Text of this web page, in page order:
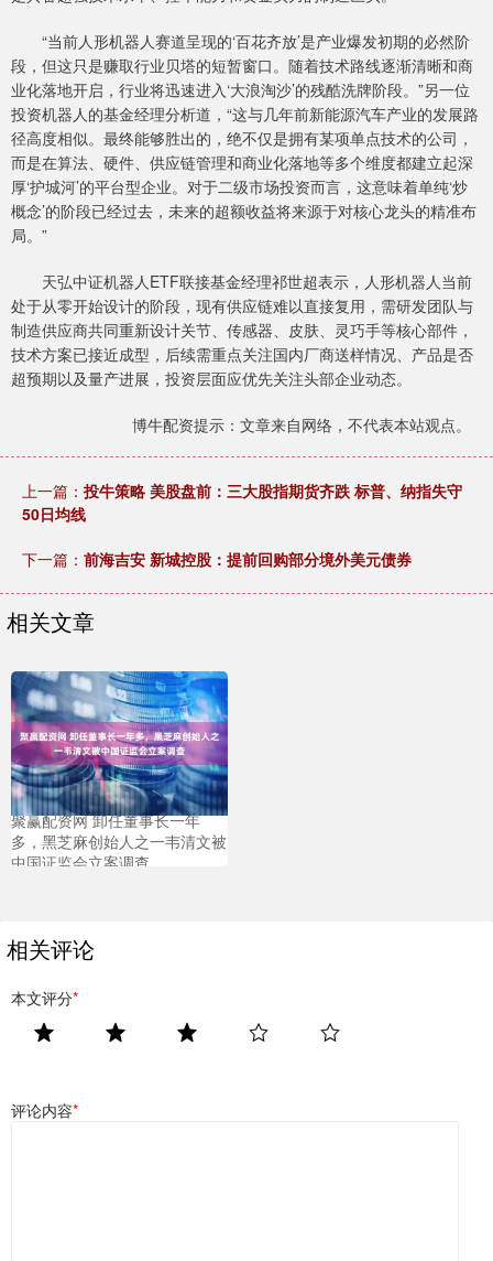
“当前人形机器人赛道呈现的‘百花齐放’是产业爆发初期的必然阶
段，但这只是赚取行业贝塔的短暂窗口。随着技术路线逐渐清晰和商
业化落地开启，行业将迅速进入‘大浪淘沙’的残酷洗牌阶段。”另一位
投资机器人的基金经理分析道，“这与几年前新能源汽车产业的发展路
径高度相似。最终能够胜出的，绝不仅是拥有某项单点技术的公司，
而是在算法、硬件、供应链管理和商业化落地等多个维度都建立起深
厚‘护城河’的平台型企业。对于二级市场投资而言，这意味着单纯‘炒
概念’的阶段已经过去，未来的超额收益将来源于对核心龙头的精准布
局。”
天弘中证机器人ETF联接基金经理祁世超表示，人形机器人当前
处于从零开始设计的阶段，现有供应链难以直接复用，需研发团队与
制造供应商共同重新设计关节、传感器、皮肤、灵巧手等核心部件，
技术方案已接近成型，后续需重点关注国内厂商送样情况、产品是否
超预期以及量产进展，投资层面应优先关注头部企业动态。
博牛配资提示：文章来自网络，不代表本站观点。
上一篇： 投牛策略 美股盘前：三大股指期货齐跌 标普、纳指失守
50日均线
下一篇： 前海吉安 新城控股：提前回购部分境外美元债券
相关文章
聚赢配资网 卸任董事长一年
多，黑芝麻创始人之一韦清文被
中国证监会立案调查
相关评论
本文评分*
评论内容*